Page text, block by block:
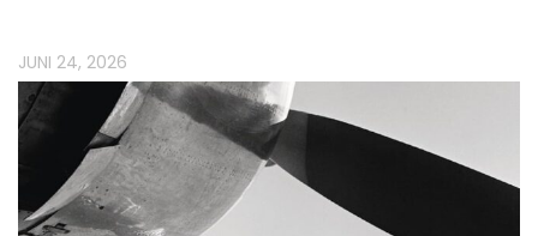
JUNI 24, 2026